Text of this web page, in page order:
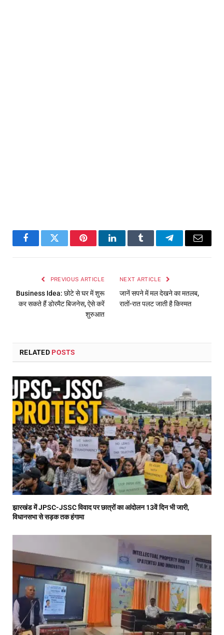
FacebookTwitter PinterestLinkedInTumblr TelegramEmail
PREVIOUS ARTICLE
Business Idea: छोटे से घर में शुरू
कर सकते हैं डोरमैट बिजनेस, ऐसे करें
शुरुआत
NEXT ARTICLE
जानें सपने में मल देखने का मतलब,
रातों-रात पलट जाती है किस्मत
RELATED POSTS
झारखंड में JPSC-JSSC विवाद पर छात्रों का आंदोलन 13वें दिन भी जारी,
विधानसभा से सड़क तक हंगामा